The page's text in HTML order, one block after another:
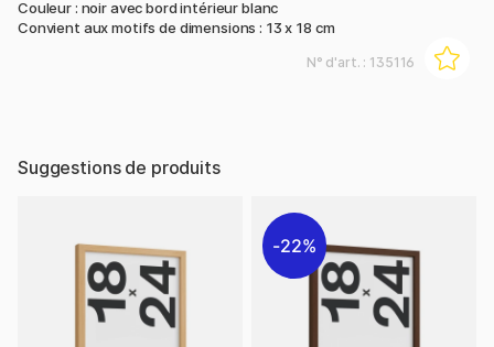
Couleur : noir avec bord intérieur blanc
Convient aux motifs de dimensions : 13 x 18 cm
N° d'art. : 135116
Suggestions de produits
22%